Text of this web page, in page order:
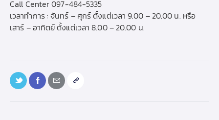
Call Center097-484-5335
เวลาทำการ : จันทร์ – ศุกร์ ตั้งแต่เวลา 9.00 – 20.00 น. หรือ
เสาร์ – อาทิตย์ ตั้งแต่เวลา 8.00 – 20.00 น.